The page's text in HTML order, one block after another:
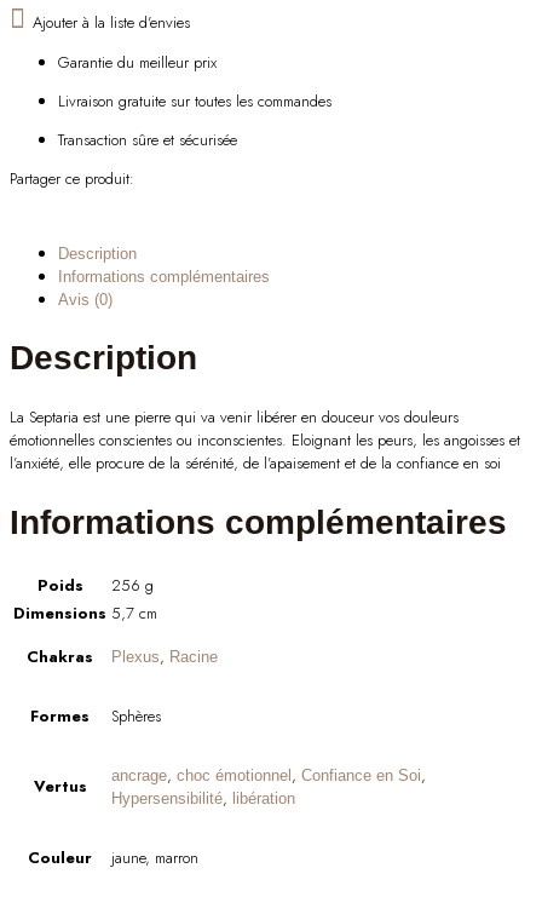
Ajouter à la liste d'envies
Garantie du meilleur prix
Livraison gratuite sur toutes les commandes
Transaction sûre et sécurisée
Partager ce produit:
Description
Informations complémentaires
Avis (0)
Description
La Septaria est une pierre qui va venir libérer en douceur vos douleurs
émotionnelles conscientes ou inconscientes. Eloignant les peurs, les angoisses et
l’anxiété, elle procure de la sérénité, de l’apaisement et de la confiance en soi
Informations complémentaires
Poids
256 g
Dimensions 5,7 cm
Chakras
Plexus, Racine
Formes Sphères
Vertus ancrage, choc émotionnel , Confiance en Soi,
Hypersensibilité, libération
Couleur jaune, marron